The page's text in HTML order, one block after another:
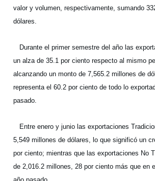
valor y volumen, respectivamente, sumando
dólares.
Durante el primer semestre del año las
un alza de 35.1 por ciento respecto al mismo
alcanzando un monto de 7,565.2 millones de
representa el 60.2 por ciento de todo lo
pasado.
Entre enero y junio las exportaciones
5,549 millones de dólares, lo que significó un
por ciento; mientras que las exportaciones No
de 2,016.2 millones, 28 por ciento más que en